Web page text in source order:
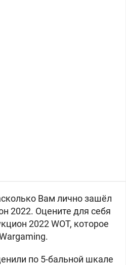
Вам лично зашёл
2022. Оцените для себя
2022 WOT, которое
по 5-бальной шкале